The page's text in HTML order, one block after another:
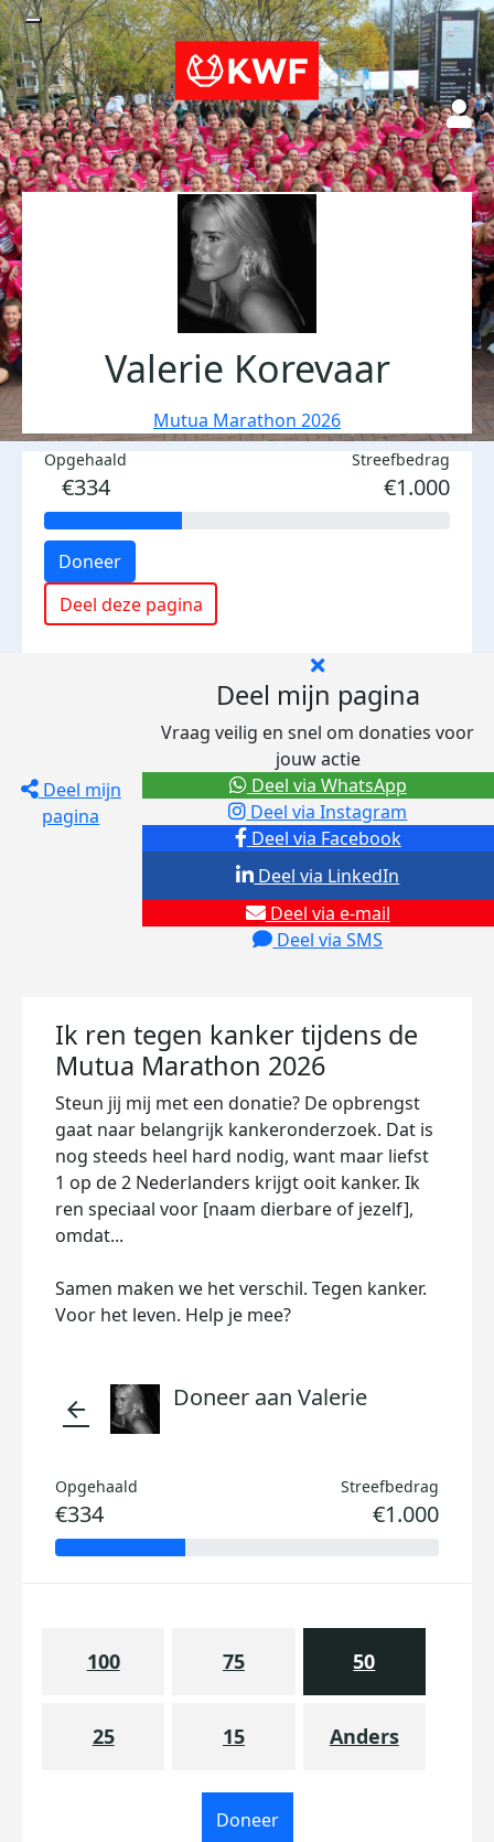
Valerie Korevaar
Mutua Marathon 2026
Opgehaald
€334
Streefbedrag
€1.000
Doneer
Deel deze pagina
Deel mijn
pagina
Deel mijn pagina
Vraag veilig en snel om donaties voor
jouw actie
Deel via Facebook
Deel via Instagram
Deel via e-mail
Deel via SMS
Deel via LinkedIn
Deel via WhatsApp
Ik ren tegen kanker tijdens de
Mutua Marathon 2026
Steun jij mij met een donatie? De opbrengst
gaat naar belangrijk kankeronderzoek. Dat is
nog steeds heel hard nodig, want maar liefst
1 op de 2 Nederlanders krijgt ooit kanker. Ik
ren speciaal voor [naam dierbare of jezelf],
omdat...
Samen maken we het verschil. Tegen kanker.
Voor het leven. Help je mee?
arrow_back Doneer aan Valerie
Opgehaald
€334
Streefbedrag
€1.000
100 75 50
25 15 Anders
Doneer